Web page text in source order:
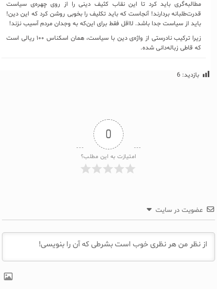
مطالبه‌گری باید کرد تا این نقاب کثیف دینی را از روی چهره‌ی سیاست
قدرت‌طلبانه بردارند! آنجاست که باید تکلیف را بخوبی روشن کرد که این دین!
باید از سیاست جدا باشد. لااقل فقط برای این‌که به وجدان مردم آسیب نزند!
زیرا ترکیب نادرستی از واژه‌ی دین با سیاست، همان اسکناس ۱۰۰ ریالی است
که قاطی زباله‌دانی شده.
بازدید: 6
0
امتیازت به این مطلب؟
عضویت در سایت